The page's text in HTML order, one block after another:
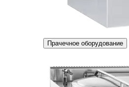
Прачечное оборудование